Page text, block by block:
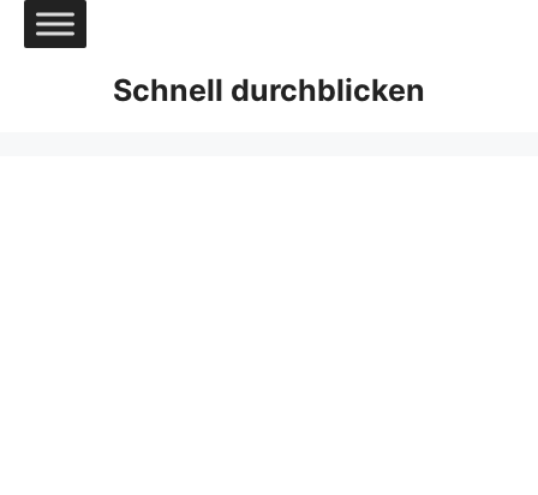
Zum
Inhalt
Schnell durchblicken